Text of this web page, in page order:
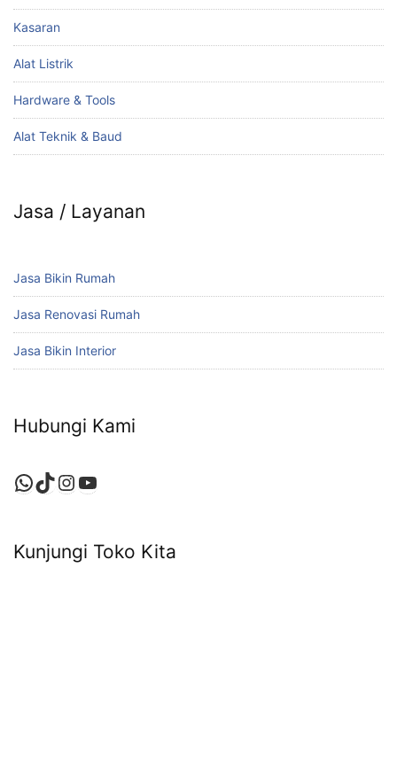
Kasaran
Alat Listrik
Hardware & Tools
Alat Teknik & Baud
Jasa / Layanan
Jasa Bikin Rumah
Jasa Renovasi Rumah
Jasa Bikin Interior
Hubungi Kami
WhatsApp
TikTok
Instagram
YouTube
Kunjungi Toko Kita